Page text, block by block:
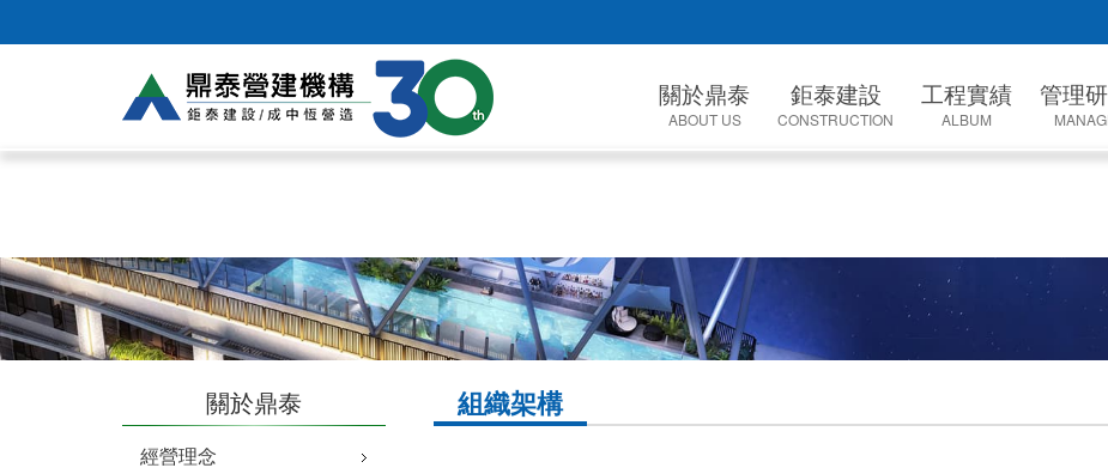
關於鼎泰
ABOUT US
組織架構
經營者的話
鉅泰建設
CONSTRUCTION
工程實績
ALBUM
業績代表
管理
勞工安全衛生
關於鼎泰
經營理念
組織架構